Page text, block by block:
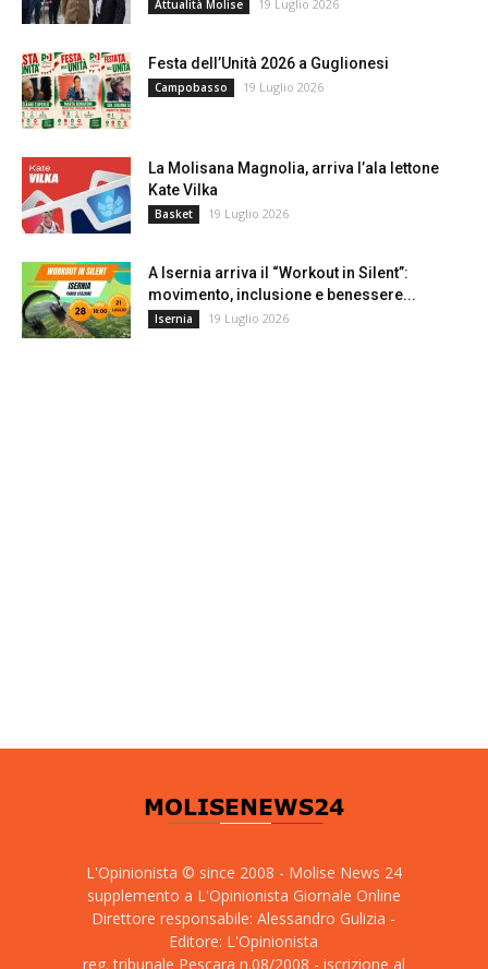
Attualità Molise 19 Luglio 2026
Festa dell’Unità 2026 a Guglionesi
Campobasso 19 Luglio 2026
La Molisana Magnolia, arriva l’ala lettone
Kate Vilka
Basket 19 Luglio 2026
A Isernia arriva il “Workout in Silent”:
movimento, inclusione e benessere...
Isernia 19 Luglio 2026
L'Opinionista © since 2008 - Molise News 24
supplemento a L'Opinionista Giornale Online
Direttore responsabile: Alessandro Gulizia -
Editore: L'Opinionista
reg. tribunale Pescara n.08/2008 - iscrizione al